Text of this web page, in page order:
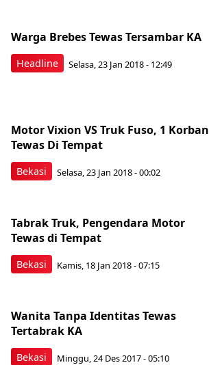
Headline
Warga Brebes Tewas Tersambar KA
Selasa, 23 Jan 2018 - 12:49
Bekasi
Motor Vixion VS Truk Fuso, 1 Korban
Tewas Di Tempat
Selasa, 23 Jan 2018 - 00:02
Bekasi
Tabrak Truk, Pengendara Motor
Tewas di Tempat
Kamis, 18 Jan 2018 - 07:15
Bekasi
Wanita Tanpa Identitas Tewas
Tertabrak KA
Minggu, 24 Des 2017 - 05:10